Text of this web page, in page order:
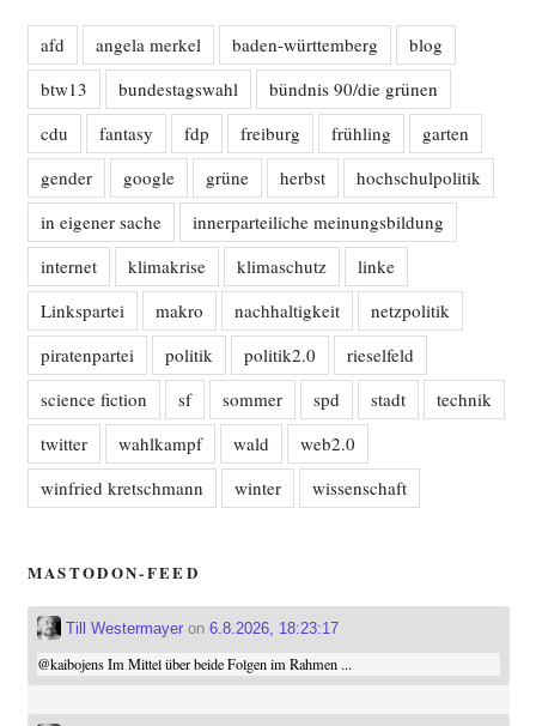
afd angela merkel baden-württemberg
blog
btw13
bundestagswahl
bündnis 90/die grünen
cdu
fantasy fdp freiburg frühling
garten
gender
google grüne herbst
hochschulpolitik
in eigener sache
innerparteiliche meinungsbildung
internet
klimakrise klimaschutz
linke
Linkspartei
makro nachhaltigkeit
netzpolitik
piratenpartei
politik politik2.0
rieselfeld
science fiction
sf sommer spd stadt
technik
twitter
wahlkampf wald
web2.0
winfried kretschmann
winter wissenschaft
MASTODON-FEED
Till Westermayeron 6.8.2026, 18:23:17
@kaibojensIm Mittel über beide Folgen im Rahmen ...